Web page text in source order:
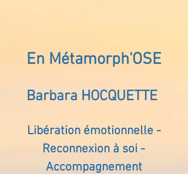
En Métamorph'OSE
Barbara HOCQUETTE
Libération émotionnelle -
Reconnexion à soi -
Accompagnement